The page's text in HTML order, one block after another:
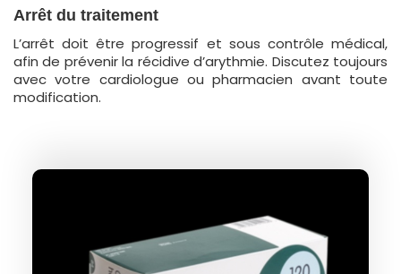
Arrêt du traitement
L’arrêt doit être progressif et sous contrôle médical,
afin de prévenir la récidive d’arythmie. Discutez toujours
avec votre cardiologue ou pharmacien avant toute
modification.